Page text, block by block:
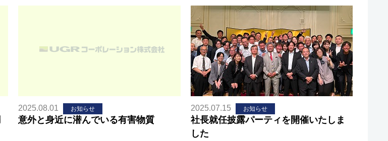
2025.08.01 お知らせ
意外と身近に潜んでいる有害物質
2025.07.15 お知らせ
社長就任披露パーティを開催いたしま
した